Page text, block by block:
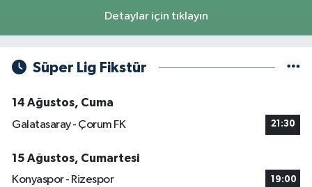
Detaylar için tıklayın
Süper Lig Fikstür
14 Ağustos, Cuma
Galatasaray - Çorum FK
21:30
15 Ağustos, Cumartesi
Konyaspor - Rizespor
19:00